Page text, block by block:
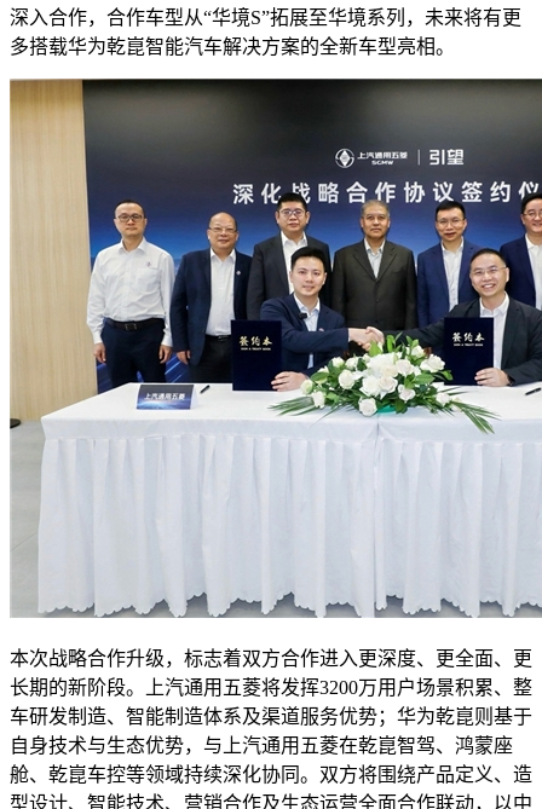
深入合作，合作车型从“华境S”拓展至华境系列，未来将有更
多搭载华为乾崑智能汽车解决方案的全新车型亮相。
本次战略合作升级，标志着双方合作进入更深度、更全面、更
长期的新阶段。上汽通用五菱将发挥3200万用户场景积累、整
车研发制造、智能制造体系及渠道服务优势；华为乾崑则基于
自身技术与生态优势，与上汽通用五菱在乾崑智驾、鸿蒙座
舱、乾崑车控等领域持续深化协同。双方将围绕产品定义、造
型设计、智能技术、营销合作及生态运营全面合作联动，以中